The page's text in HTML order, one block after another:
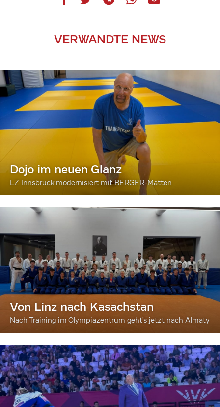
VERWANDTE NEWS
Dojo im neuen Glanz
LZ Innsbruck modernisiert mit BERGER-Matten
Von Linz nach Kasachstan
Nach Training im Olympiazentrum geht's jetzt nach Almaty